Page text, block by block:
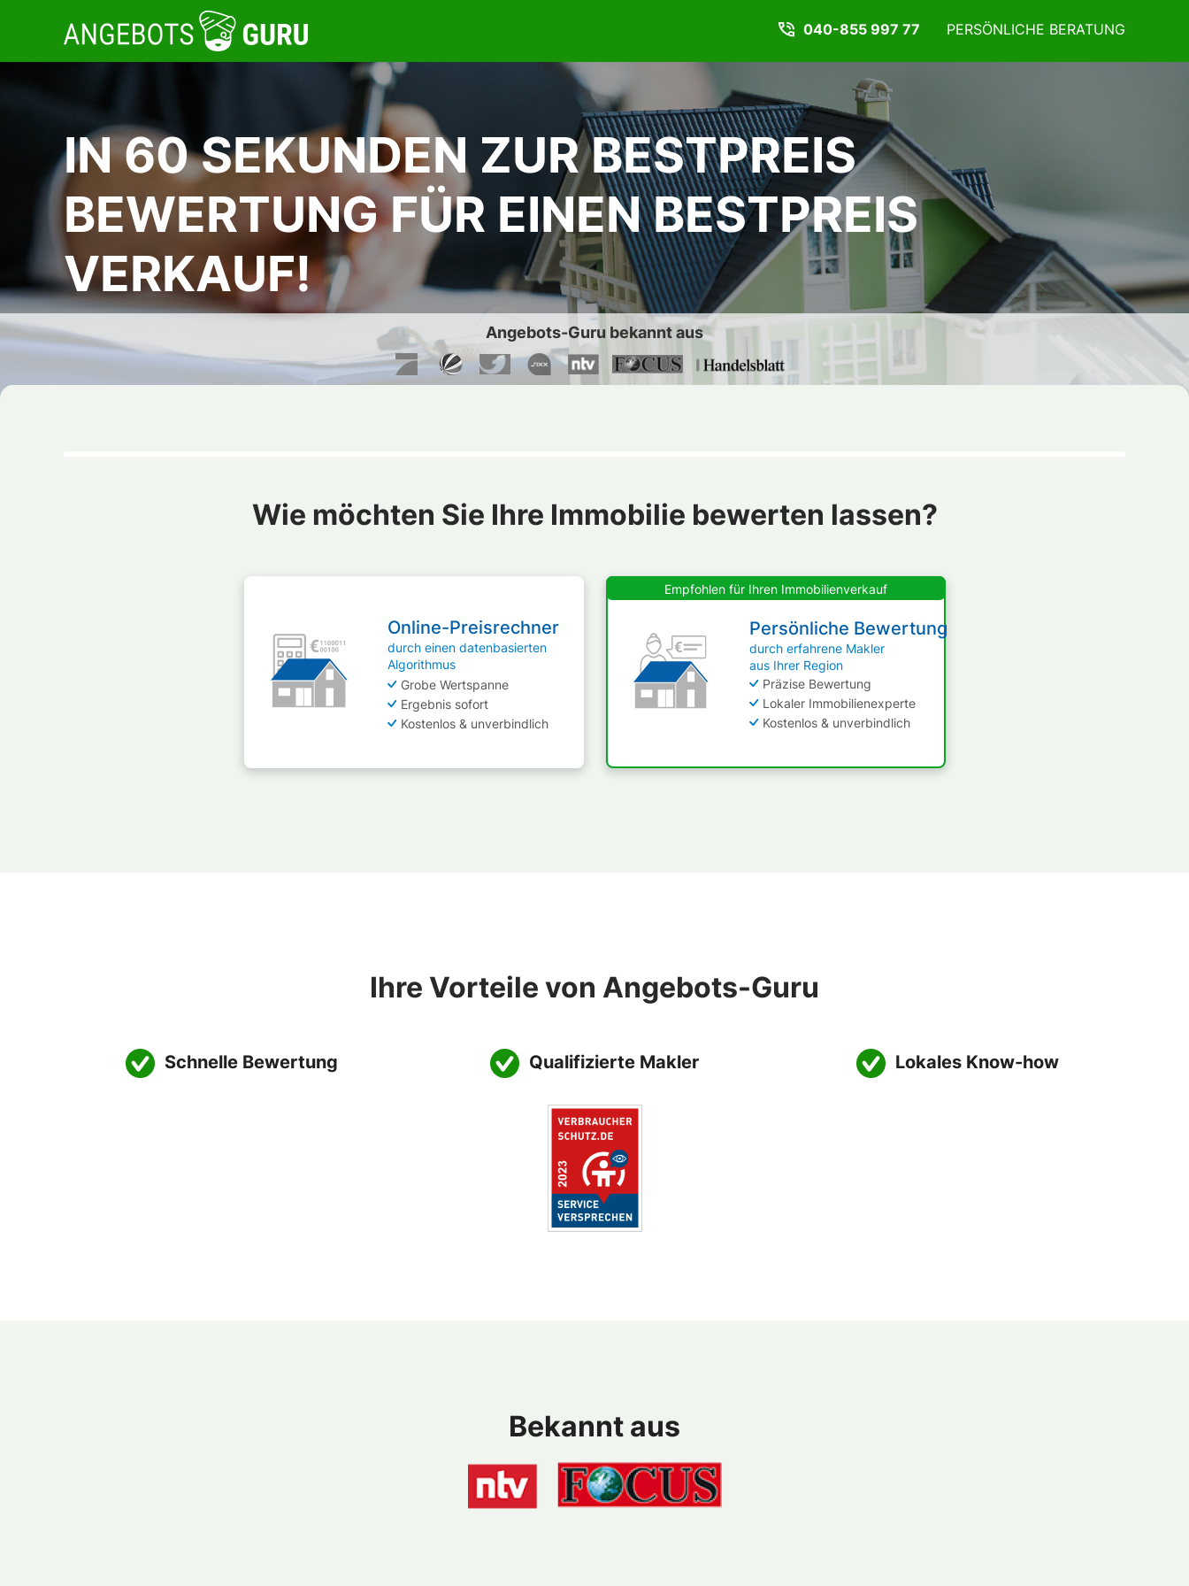
040-855 997 77 PERSÖNLICHE BERATUNG
IN 60 SEKUNDEN ZUR BESTPREIS
BEWERTUNG FÜR EINEN BESTPREIS
VERKAUF!
Angebots-Guru bekannt aus
Wie möchten Sie Ihre Immobilie bewerten lassen?
Online-Preisrechner
durch einen datenbasierten
Algorithmus
Grobe Wertspanne
Ergebnis sofort
Kostenlos & unverbindlich
Empfohlen für Ihren Immobilienverkauf
Persönliche Bewertung
durch erfahrene Makler
aus Ihrer Region
Präzise Bewertung
Lokaler Immobilienexperte
Kostenlos & unverbindlich
Ihre Vorteile von Angebots-Guru
Schnelle Bewertung Qualifizierte Makler Lokales Know-how
Bekannt aus